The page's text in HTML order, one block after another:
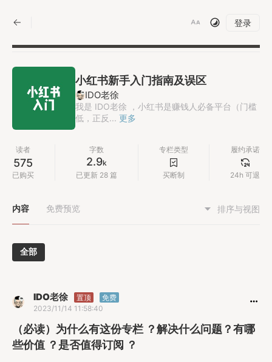
登录
小红书新手入门指南及误区
IDO老徐
我是 IDO老徐 ，小红书是赚钱人必备平台（门槛
低，正反... 更多
读者
575
已购买
字数
2.9k
已更新 28 篇
专栏类型
买断制
履约承诺
24h 可退
内容 免费预览 排序与视图
全部
IDO老徐 置顶
免费
2023/11/14 11:58:40
（必读）为什么有这份专栏 ？解决什么问题？有哪
些价值 ？是否值得订阅 ？